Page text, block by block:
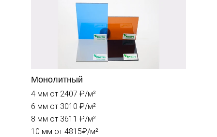
Монолитный
4 мм от 2407 ₽/м²
6 мм от 3010 ₽/м²
8 мм от 3611 ₽/м²
10 мм от 4815₽/м²